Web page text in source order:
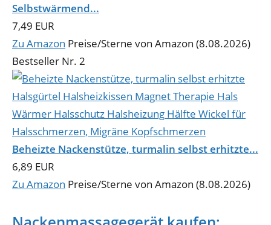
Selbstwärmend...
7,49 EUR
Zu Amazon Preise/Sterne von Amazon (8.08.2026)
Bestseller Nr. 2
Beheizte Nackenstütze, turmalin selbst erhitzte...
6,89 EUR
Zu Amazon Preise/Sterne von Amazon (8.08.2026)